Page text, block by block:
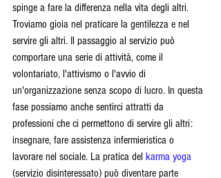
spinge a fare la differenza nella vita degli altri.
Troviamo gioia nel praticare la gentilezza e nel
servire gli altri. Il passaggio al servizio può
comportare una serie di attività, come il
volontariato, l'attivismo o l'avvio di
un'organizzazione senza scopo di lucro. In questa
fase possiamo anche sentirci attratti da
professioni che ci permettono di servire gli altri:
insegnare, fare assistenza infermieristica o
lavorare nel sociale. La pratica del karma yoga
(servizio disinteressato) può diventare parte